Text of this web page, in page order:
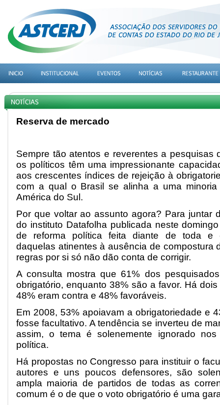
Reserva de mercado
Sempre tão atentos e reverentes a pesquisas
os políticos têm uma impressionante
aos crescentes índices de rejeição à
com a qual o Brasil se alinha a uma
América do Sul.
Por que voltar ao assunto agora? Para juntar
do instituto Datafolha publicada neste
de reforma política feita diante de toda e
daquelas atinentes à ausência de compostura
regras por si só não dão conta de corrigir.
A consulta mostra que 61% dos
obrigatório, enquanto 38% são a favor. Há
48% eram contra e 48% favoráveis.
Em 2008, 53% apoiavam a obrigatoriedade e
fosse facultativo. A tendência se inverteu de
assim, o tema é solenemente ignorado
política.
Há propostas no Congresso para instituir o
autores e uns poucos defensores, são
ampla maioria de partidos de todas as
comum é o de que o voto obrigatório é uma